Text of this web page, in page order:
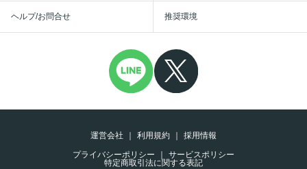
ヘルプ/お問合せ 推奨環境
運営会社 利用規約
採用情報
プライバシーポリシー
サービスポリシー
特定商取引法に関する表記